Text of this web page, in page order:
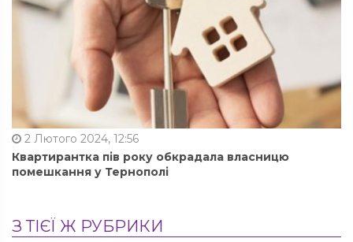
2 Лютого 2024, 12:56
Квартирантка пів року обкрадала власницю
помешкання у Тернополі
З ТІЄЇ Ж РУБРИКИ